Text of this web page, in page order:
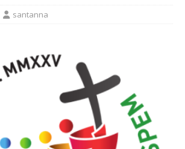
santanna